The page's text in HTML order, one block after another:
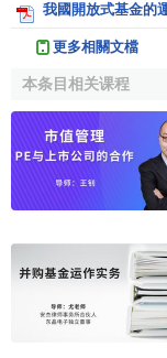
我國開放式基金的
更多相關文檔
本条目相关课程